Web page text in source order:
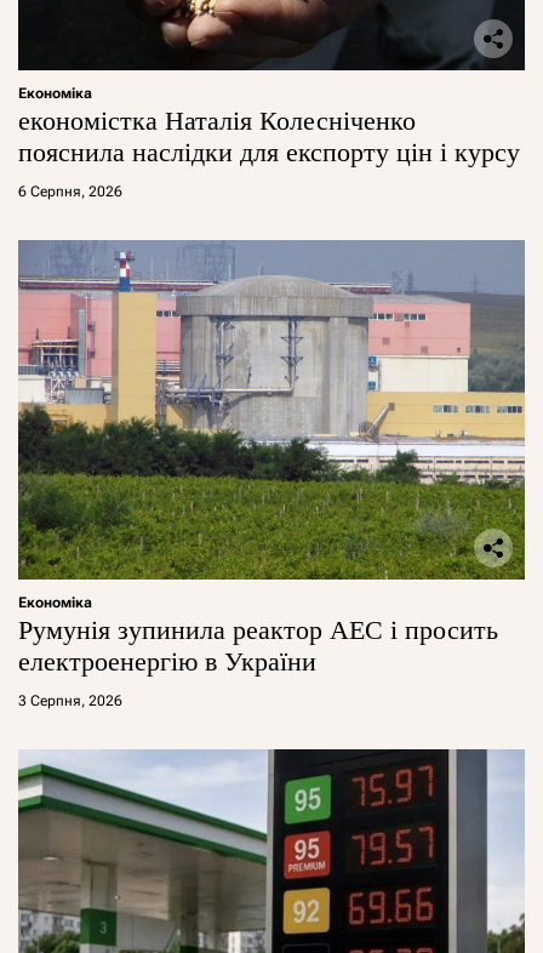
Економіка
економістка Наталія Колесніченко
пояснила наслідки для експорту цін і курсу
6 Серпня, 2026
Економіка
Румунія зупинила реактор АЕС і просить
електроенергію в України
3 Серпня, 2026